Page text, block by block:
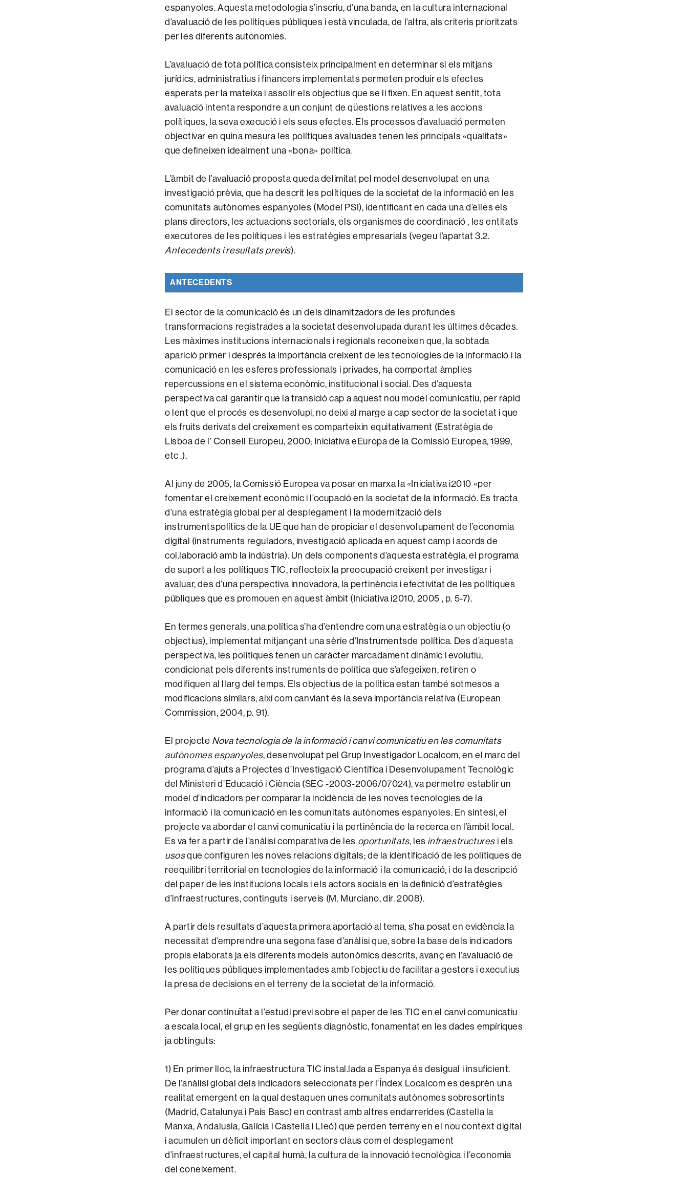
espanyoles. Aquesta metodologia s’inscriu, d’una banda, en la cultura internacional
d’avaluació de les polítiques públiques i està vinculada, de l’altra, als criteris prioritzats
per les diferents autonomies.
L’avaluació de tota política consisteix principalment en determinar si els mitjans
jurídics, administratius i financers implementats permeten produir els efectes
esperats per la mateixa i assolir els objectius que se li fixen. En aquest sentit, tota
avaluació intenta respondre a un conjunt de qüestions relatives a les accions
polítiques, la seva execució i els seus efectes. Els processos d’avaluació permeten
objectivar en quina mesura les polítiques avaluades tenen les principals «qualitats»
que defineixen idealment una «bona» política.
L’àmbit de l’avaluació proposta queda delimitat pel model desenvolupat en una
investigació prèvia, que ha descrit les polítiques de la societat de la informació en les
comunitats autònomes espanyoles (Model PSI), identificant en cada una d’elles els
plans directors, les actuacions sectorials, els organismes de coordinació , les entitats
executores de les polítiques i les estratègies empresarials (vegeu l’apartat 3.2.
Antecedents i resultats previs).
ANTECEDENTS
El sector de la comunicació és un dels dinamitzadors de les profundes
transformacions registrades a la societat desenvolupada durant les últimes dècades.
Les màximes institucions internacionals i regionals reconeixen que, la sobtada
aparició primer i després la importància creixent de les tecnologies de la informació i la
comunicació en les esferes professionals i privades, ha comportat àmplies
repercussions en el sistema econòmic, institucional i social. Des d’aquesta
perspectiva cal garantir que la transició cap a aquest nou model comunicatiu, per ràpid
o lent que el procés es desenvolupi, no deixi al marge a cap sector de la societat i que
els fruits derivats del creixement es comparteixin equitativament (Estratègia de
Lisboa de l’ Consell Europeu, 2000; Iniciativa eEuropa de la Comissió Europea, 1999,
etc .).
Al juny de 2005, la Comissió Europea va posar en marxa la «Iniciativa i2010 «per
fomentar el creixement econòmic i l’ocupació en la societat de la informació. Es tracta
d’una estratègia global per al desplegament i la modernització dels
instrumentspolítics de la UE que han de propiciar el desenvolupament de l’economia
digital (instruments reguladors, investigació aplicada en aquest camp i acords de
col.laboració amb la indústria). Un dels components d’aquesta estratègia, el programa
de suport a les polítiques TIC, reflecteix la preocupació creixent per investigar i
avaluar, des d’una perspectiva innovadora, la pertinència i efectivitat de les polítiques
públiques que es promouen en aquest àmbit (Iniciativa i2010, 2005 , p. 5-7).
En termes generals, una política s’ha d’entendre com una estratègia o un objectiu (o
objectius), implementat mitjançant una sèrie d’Instrumentsde política. Des d’aquesta
perspectiva, les polítiques tenen un caràcter marcadament dinàmic i evolutiu,
condicionat pels diferents instruments de política que s’afegeixen, retiren o
modifiquen al llarg del temps. Els objectius de la política estan també sotmesos a
modificacions similars, així com canviant és la seva importància relativa (European
Commission, 2004, p. 91).
El projecte Nova tecnologia de la informació i canvi comunicatiu en les comunitats
autònomes espanyoles, desenvolupat pel Grup Investigador Localcom, en el marc del
programa d’ajuts a Projectes d’Investigació Científica i Desenvolupament Tecnològic
del Ministeri d’Educació i Ciència (SEC -2003-2006/07024), va permetre establir un
model d’indicadors per comparar la incidència de les noves tecnologies de la
informació i la comunicació en les comunitats autònomes espanyoles. En síntesi, el
projecte va abordar el canvi comunicatiu i la pertinència de la recerca en l’àmbit local.
Es va fer a partir de l’anàlisi comparativa de les oportunitats, les infraestructures i els
usosque configuren les noves relacions digitals; de la identificació de les polítiques de
reequilibri territorial en tecnologies de la informació i la comunicació, i de la descripció
del paper de les institucions locals i els actors socials en la definició d’estratègies
d’infraestructures, continguts i serveis (M. Murciano, dir. 2008).
A partir dels resultats d’aquesta primera aportació al tema, s’ha posat en evidència la
necessitat d’emprendre una segona fase d’anàlisi que, sobre la base dels indicadors
propis elaborats ja els diferents models autonòmics descrits, avanç en l’avaluació de
les polítiques públiques implementades amb l’objectiu de facilitar a gestors i executius
la presa de decisions en el terreny de la societat de la informació.
Per donar continuïtat a l’estudi previ sobre el paper de les TIC en el canvi comunicatiu
a escala local, el grup en les següents diagnòstic, fonamentat en les dades empíriques
ja obtinguts:
1) En primer lloc, la infraestructura TIC instal.lada a Espanya és desigual i insuficient.
De l’anàlisi global dels indicadors seleccionats per l’Índex Localcom es desprèn una
realitat emergent en la qual destaquen unes comunitats autònomes sobresortints
(Madrid, Catalunya i País Basc) en contrast amb altres endarrerides (Castella la
Manxa, Andalusia, Galícia i Castella i Lleó) que perden terreny en el nou context digital
i acumulen un dèficit important en sectors claus com el desplegament
d’infraestructures, el capital humà, la cultura de la innovació tecnològica i l’economia
del coneixement.